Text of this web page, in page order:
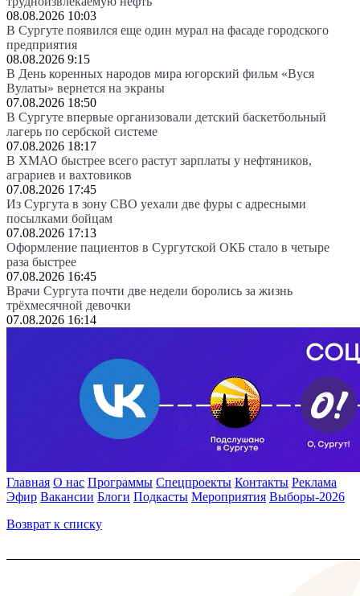
08.08.2026 10:03
В Сургуте появился еще один мурал на фасаде городского
предприятия
08.08.2026 9:15
В День коренных народов мира югорский фильм «Вуся
Вулаты» вернется на экраны
07.08.2026 18:50
В Сургуте впервые организовали детский баскетбольный
лагерь по сербской системе
07.08.2026 18:17
В ХМАО быстрее всего растут зарплаты у нефтяников,
аграриев и вахтовиков
07.08.2026 17:45
Из Сургута в зону СВО уехали две фуры с адресными
посылками бойцам
07.08.2026 17:13
Оформление пациентов в Сургутской ОКБ стало в четыре
раза быстрее
07.08.2026 16:45
Врачи Сургута почти две недели боролись за жизнь
трёхмесячной девочки
07.08.2026 16:14
Главная О нас Программы Спецпроекты Контакты Реклама
Эфир Вакансии Блоги Подкасты Мероприятия Выборы-2026
Возврат к списку